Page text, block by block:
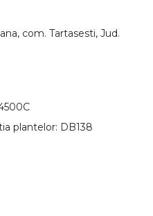
com. Tartasesti, Jud.
plantelor: DB138